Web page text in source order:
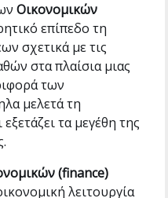
Οικονομικών
επίπεδο τη
σχετικά με τις
στα πλαίσια μιας
των
μελετά τη
τα μεγέθη της
(finance)
λειτουργία